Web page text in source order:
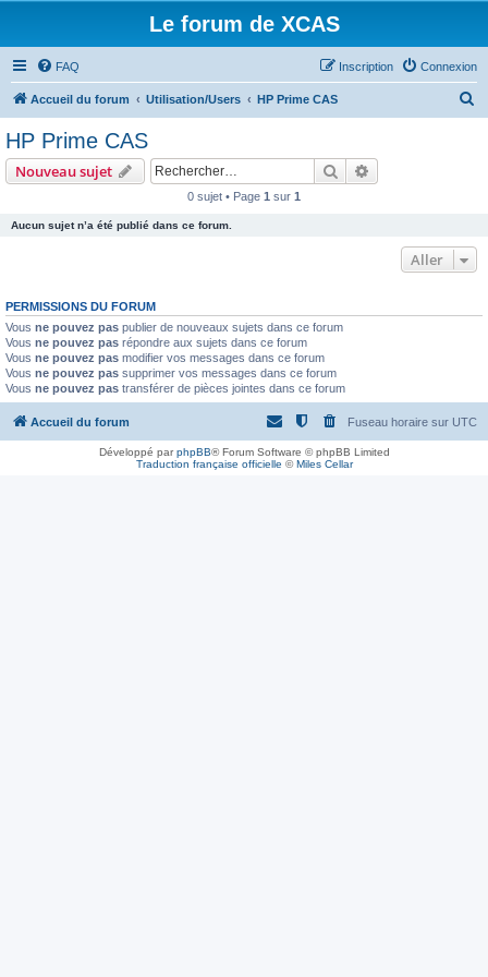
Le forum de XCAS
FAQ Connexion
Inscription
Accueil du forum Utilisation/Users HP Prime CAS
HP Prime CAS
Nouveau sujet Rechercher
0 sujet • Page 1 sur 1
Aucun sujet n’a été publié dans ce forum.
Aller
PERMISSIONS DU FORUM
Vous ne pouvez pas publier de nouveaux sujets dans ce forum
Vous ne pouvez pas répondre aux sujets dans ce forum
Vous ne pouvez pas modifier vos messages dans ce forum
Vous ne pouvez pas supprimer vos messages dans ce forum
Vous ne pouvez pas transférer de pièces jointes dans ce forum
Accueil du forum Fuseau horaire sur UTC
Développé parphpBB® Forum Software © phpBB Limited
Traduction française officielle ©Miles Cellar